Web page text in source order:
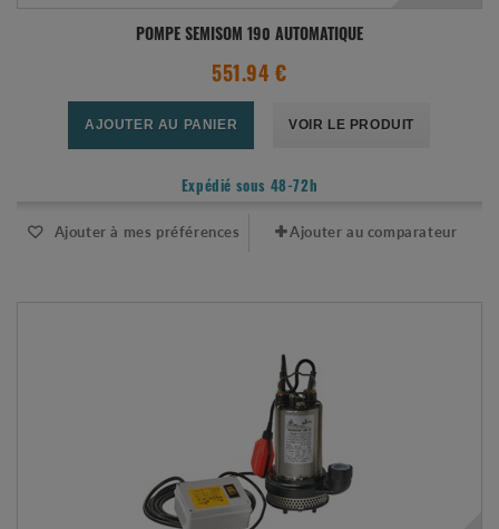
POMPE SEMISOM 190 AUTOMATIQUE
551.94 €
AJOUTER AU PANIER VOIR LE PRODUIT
Expédié sous 48-72h
Ajouter à mes préférences Ajouter au comparateur